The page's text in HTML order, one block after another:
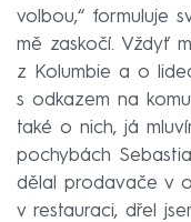
volbou,“ formuluje
mě zaskočí. Vždyť
z Kolumbie a o
s odkazem na
také o nich, já
pochybách
dělal prodavače v
v restauraci, dřel